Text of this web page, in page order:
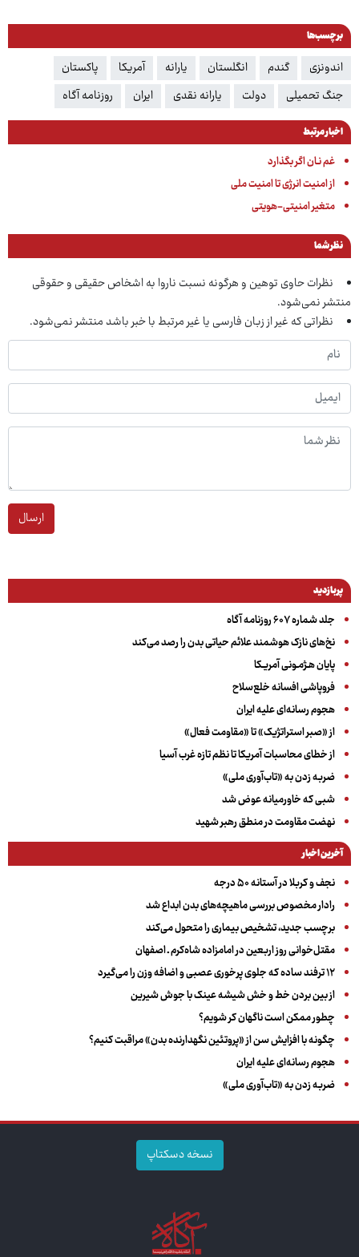
برچسب‌ها
اندونزی گندم انگلستان یارانه آمریکا
پاکستان
جنگ تحمیلی
دولت یارانه نقدی ایران روزنامه آگاه
اخبار مرتبط
غم نـان اگر بگذارد
از امنیت انرژی تا امنیت ملی
متغیر امنیتی-هویتی
نظر شما
نظرات حاوی توهین و هرگونه نسبت ناروا به اشخاص حقیقی و حقوقی
منتشر نمی‌شود.
نظراتی که غیر از زبان فارسی یا غیر مرتبط با خبر باشد منتشر نمی‌شود.
ارسال
پربازدید
جلد شماره ۶۰۷ روزنامه آگاه
نخ‌های نازک هوشمند علائم حیاتی بدن را رصد می‌کند
پایان هـژمـونی آمریـکا
فروپاشی افسانه خلع‌سلاح
هجوم رسانه‌ای علیه ایران
از «صبر استراتژیک» تا «مقاومت فعال»
از خطای محاسبات آمریکا تا نظم تازه غرب آسیا
ضربه زدن به «تاب‌آوری ملی»
شبی که خاورمیانه عوض شد
نهضت مقاومت در منطق رهبر شهید
آخرین اخبار
نجف و کربلا در آستانه ۵۰ درجه
رادار مخصوص بررسی ماهیچه‌های بدن ابداع شد
برچسب جدید، تشخیص بیماری را متحول می‌کند
مقتل‌خوانی روز اربعین در امامزاده شاه‌کرم ـ اصفهان
۱۲ ترفند ساده که جلوی پرخوری عصبی و اضافه ‌وزن را می‌گیرد
از بین بردن خط و خش شیشه عینک با جوش شیرین
چطور ممکن است ناگهان کر شویم؟
چگونه با افزایش سن از «پروتئین نگهدارنده بدن» مراقبت کنیم؟
هجوم رسانه‌ای علیه ایران
ضربه زدن به «تاب‌آوری ملی»
نسخه دسکتاپ